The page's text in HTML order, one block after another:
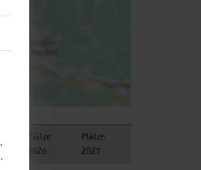
Plätze
2026
Plätze
2027